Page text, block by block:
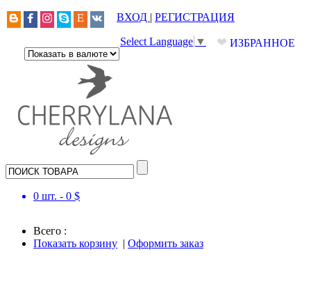
ВХОД | РЕГИСТРАЦИЯ
❤ ИЗБРАННОЕ
Select Language ▼
0 шт. - 0 $
Всего :
Показать корзину | Оформить заказ